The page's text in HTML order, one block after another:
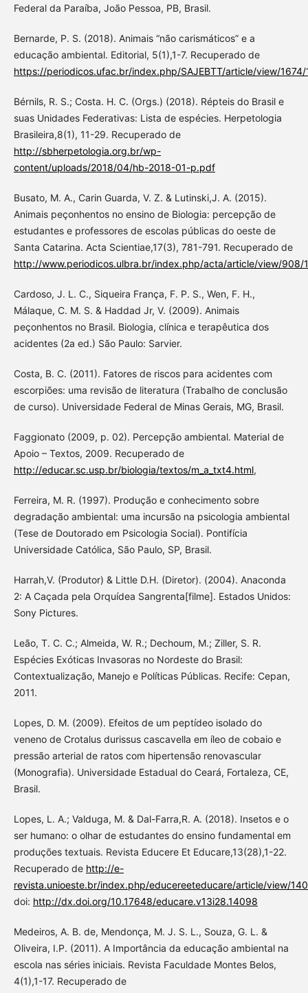
Federal da Paraíba, João Pessoa, PB, Brasil.
Bernarde, P. S. (2018). Animais “não carismáticos” e a
educação ambiental. Editorial, 5(1),1-7. Recuperado de
https://periodicos.ufac.br/index.php/SAJEBTT/article/view/
Bérnils, R. S.; Costa. H. C. (Orgs.) (2018). Répteis do Brasil e
suas Unidades Federativas: Lista de espécies. Herpetologia
Brasileira,8(1), 11-29. Recuperado de
http://sbherpetologia.org.br/wp-
content/uploads/2018/04/hb-2018-01-p.pdf
Busato, M. A., Carin Guarda, V. Z. & Lutinski,J. A. (2015).
Animais peçonhentos no ensino de Biologia: percepção de
estudantes e professores de escolas públicas do oeste de
Santa Catarina. Acta Scientiae,17(3), 781-791. Recuperado de
http://www.periodicos.ulbra.br/index.php/acta/article/view/908/
Cardoso, J. L. C., Siqueira França, F. P. S., Wen, F. H.,
Málaque, C. M. S. & Haddad Jr, V. (2009). Animais
peçonhentos no Brasil. Biologia, clínica e terapêutica dos
acidentes (2a ed.) São Paulo: Sarvier.
Costa, B. C. (2011). Fatores de riscos para acidentes com
escorpiões: uma revisão de literatura (Trabalho de conclusão
de curso). Universidade Federal de Minas Gerais, MG, Brasil.
Faggionato (2009, p. 02). Percepção ambiental. Material de
Apoio – Textos, 2009. Recuperado de
http://educar.sc.usp.br/biologia/textos/m_a_txt4.html,
Ferreira, M. R. (1997). Produção e conhecimento sobre
degradação ambiental: uma incursão na psicologia ambiental
(Tese de Doutorado em Psicologia Social). Pontifícia
Universidade Católica, São Paulo, SP, Brasil.
Harrah,V. (Produtor) & Little D.H. (Diretor). (2004). Anaconda
2: A Caçada pela Orquídea Sangrenta[filme]. Estados Unidos:
Sony Pictures.
Leão, T. C. C.; Almeida, W. R.; Dechoum, M.; Ziller, S. R.
Espécies Exóticas Invasoras no Nordeste do Brasil:
Contextualização, Manejo e Políticas Públicas. Recife: Cepan,
2011.
Lopes, D. M. (2009). Efeitos de um peptídeo isolado do
veneno de Crotalus durissus cascavella em íleo de cobaio e
pressão arterial de ratos com hipertensão renovascular
(Monografia). Universidade Estadual do Ceará, Fortaleza, CE,
Brasil.
Lopes, L. A.; Valduga, M. & Dal-Farra,R. A. (2018). Insetos e o
ser humano: o olhar de estudantes do ensino fundamental em
produções textuais. Revista Educere Et Educare,13(28),1-22.
Recuperado de http://e-
revista.unioeste.br/index.php/educereeteducare/article/view/
doi: http://dx.doi.org/10.17648/educare.v13i28.14098
Medeiros, A. B. de, Mendonça, M. J. S. L., Souza, G. L. &
Oliveira, I.P. (2011). A Importância da educação ambiental na
escola nas séries iniciais. Revista Faculdade Montes Belos,
4(1),1-17. Recuperado de